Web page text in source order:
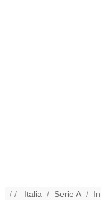
/ / Italia / Serie A /